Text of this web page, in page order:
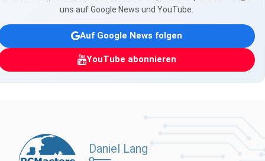
uns auf Google News und YouTube.
Auf Google News folgen
YouTube abonnieren
Daniel Lang